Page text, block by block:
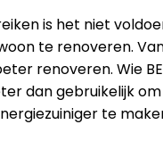
is het niet
te renoveren.
renoveren. Wie
dan gebruikelijk
te